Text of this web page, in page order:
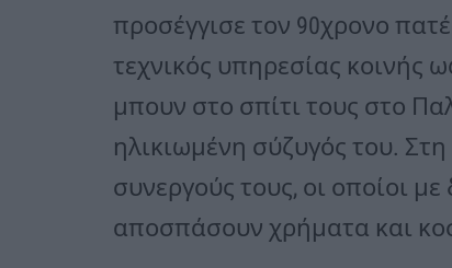
προσέγγισε τον 90χρονο
τεχνικός υπηρεσίας κοινής
μπουν στο σπίτι τους στο
ηλικιωμένη σύζυγός του. Στη
συνεργούς τους, οι οποίοι
αποσπάσουν χρήματα και